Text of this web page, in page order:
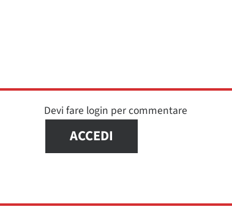
Devi fare login per commentare
ACCEDI